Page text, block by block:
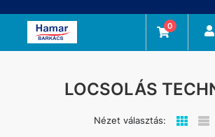
0
LOCSOLÁS
Nézet választás: